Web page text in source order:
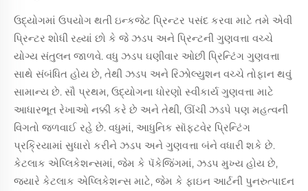
ઉદ્યોગમાં ઉપયોગ થતી ઇન્કજેટ પ્રિન્ટર પસંદ કરવા માટે તમે એવી
પ્રિન્ટર શોધી રહ્યાં છો કે જે ઝડપ અને પ્રિન્ટની ગુણવત્તા વચ્ચે
યોગ્ય સંતુલન જાળવે. વધુ ઝડપ ઘણીવાર ઓછી પ્રિન્ટિંગ ગુણવત્તા
સાથે સંબંધિત હોય છે, તેથી ઝડપ અને રિઝોલ્યુશન વચ્ચે તોફાન થવું
સામાન્ય છે. સૌ પ્રથમ, ઉદ્યોગના ધોરણો સ્વીકાર્ય ગુણવત્તા માટે
આધારભૂત રેખાઓ નક્કી કરે છે અને તેથી, ઊંચી ઝડપે પણ મહત્વની
વિગતો જળવાઈ રહે છે. વધુમાં, આધુનિક સૉફ્ટવેર પ્રિન્ટિંગ
પ્રક્રિયામાં સુધારો કરીને ઝડપ અને ગુણવત્તા બંને વધારી શકે છે.
કેટલાક એપ્લિકેશન્સમાં, જેમ કે પૅકેજિંગમાં, ઝડપ મુખ્ય હોય છે,
જ્યારે કેટલાક એપ્લિકેશન્સ માટે, જેમ કે ફાઇન આર્ટની પુનરુત્પાદન